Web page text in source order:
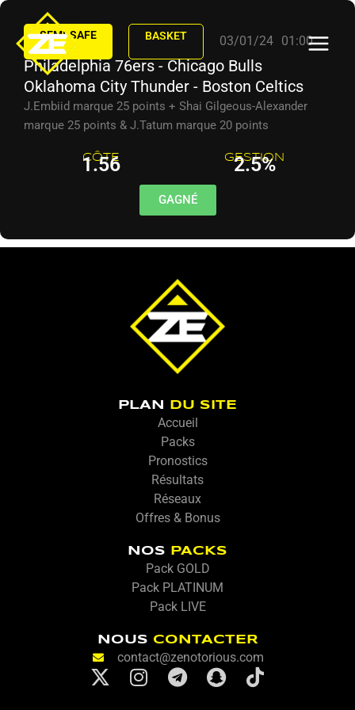
Aller
contenu
SEMI-SAFE BASKET 03/01/24 01:00
Philadelphia 76ers - Chicago Bulls
Oklahoma City Thunder - Boston Celtics
J.Embiid marque 25 points + Shai Gilgeous-Alexander
marque 25 points & J.Tatum marque 20 points
CÔTE
1.56 GESTION
2.5%
GAGNÉ
PLAN DU SITE
Accueil
Packs
Pronostics
Résultats
Réseaux
Offres & Bonus
NOS PACKS
Pack GOLD
Pack PLATINUM
Pack LIVE
NOUS CONTACTER
contact@zenotorious.com
X
I
T
S
T